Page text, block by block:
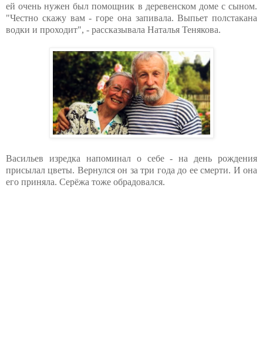
ей очень нужен был помощник в деревенском доме с сыном.
"Честно скажу вам - горе она запивала. Выпьет полстакана
водки и проходит", - рассказывала Наталья Тенякова.
Васильев изредка напоминал о себе - на день рождения
присылал цветы. Вернулся он за три года до ее смерти. И она
его приняла. Серёжа тоже обрадовался.